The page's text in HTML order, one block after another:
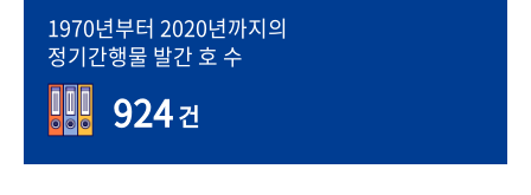
1970년부터 2020년까지의
정기간행물 발간 호 수
924건